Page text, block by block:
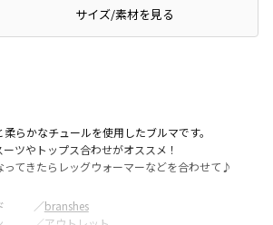
サイズ/素材を見る
らかなチュールを使用したブルマです。
ーツやトップス合わせがオススメ！
ってきたらレッグウォーマーなどを合わせて♪
／branshes